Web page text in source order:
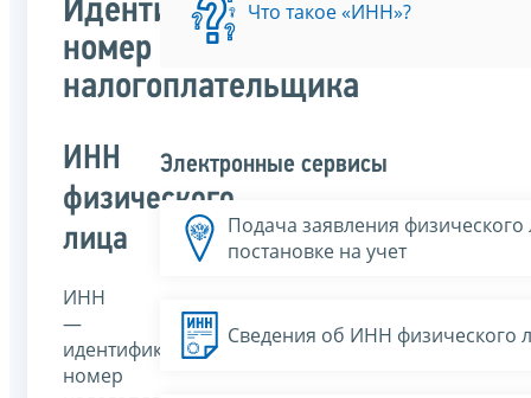
Идентификационный
номер
налогоплательщика
ИНН
физического
лица
ИНН
—
идентификационный
номер
Что такое «ИНН»?
Электронные сервисы
Подача заявления физического
постановке на учет
Сведения об ИНН физического